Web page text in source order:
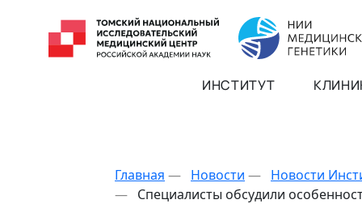
ИНСТИТУТ
Главная — Новости — Новости
— Специалисты обсудили